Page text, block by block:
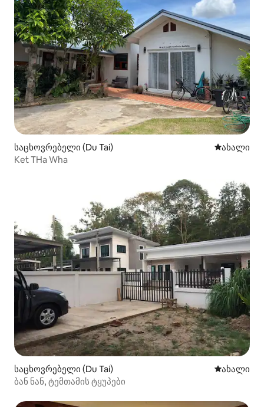
საცხოვრებელი (Du Tai) ახლად
ახალი
Ket THa Wha
საცხოვრებელი (Du Tai) ახლად
ახალი
ბან ნან, ტემთამის ტყუპები